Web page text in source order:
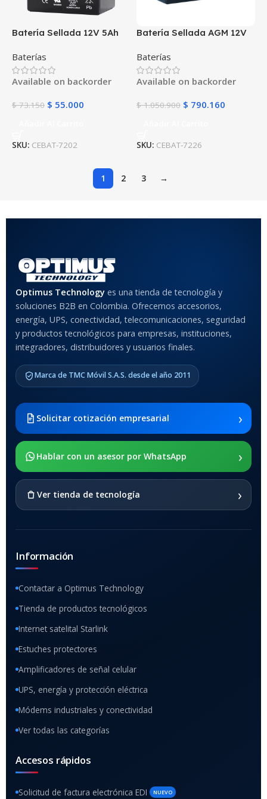
Batería Sellada 12V 5Ah
Battery | Para UPS y
Alarmas
Baterías
Available on backorder
$73.150 $ 55.000
SKU: CEBAT-7202
Batería Sellada AGM 12V
FL121000GS | 10 Años |
Alta Capacidad | UPS y
Respaldo
Baterías
Available on backorder
$1.050.900 $ 790.160
SKU: CEBAT-7226
1 2 3 →
Optimus Technology es una tienda de tecnología y
soluciones B2B en Colombia. Ofrecemos accesorios,
energía, UPS, conectividad, telecomunicaciones, seguridad
y productos tecnológicos para empresas, instituciones,
integradores, distribuidores y usuarios finales.
Marca de TMC Móvil S.A.S. desde el año 2011
Solicitar cotización empresarial ›
Hablar con un asesor por WhatsApp ›
Ver tienda de tecnología ›
Información
Contactar a Optimus Technology
Tienda de productos tecnológicos
Internet satelital Starlink
Estuches protectores
Amplificadores de señal celular
UPS, energía y protección eléctrica
Módems industriales y conectividad
Ver todas las categorías
Accesos rápidos
Solicitud de factura electrónica EDI NUEVO